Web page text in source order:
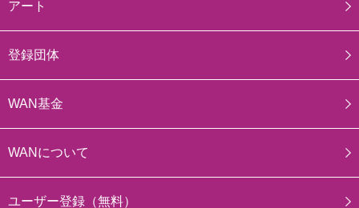
アート
登録団体
WAN基金
WANについて
ユーザー登録（無料）